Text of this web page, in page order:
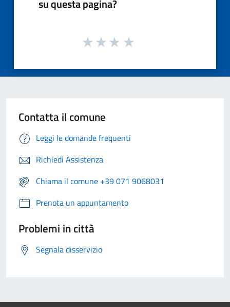
su questa pagina?
Contatta il comune
Leggi le domande frequenti
Richiedi Assistenza
Chiama il comune +39 071 9068031
Prenota un appuntamento
Problemi in città
Segnala disservizio